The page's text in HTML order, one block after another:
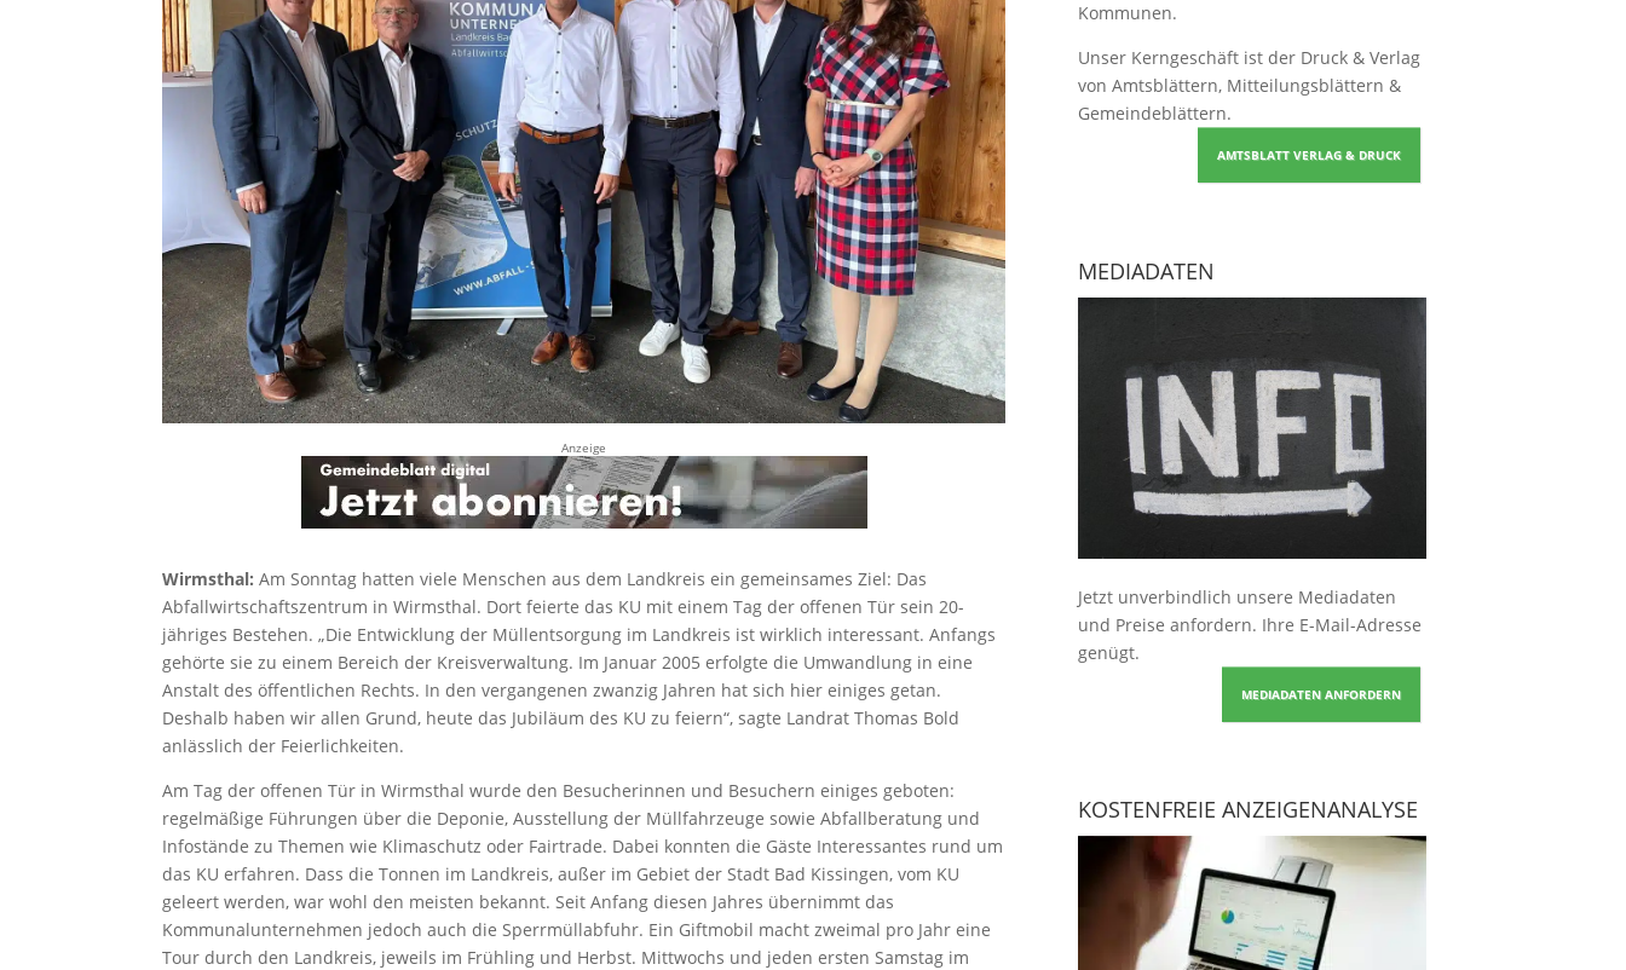
Anzeige
Wirmsthal:Am Sonntag hatten viele Menschen aus dem Landkreis ein gemeinsames Ziel: Das
Abfallwirtschaftszentrum in Wirmsthal. Dort feierte das KU mit einem Tag der offenen Tür sein 20-
jähriges Bestehen. „Die Entwicklung der Müllentsorgung im Landkreis ist wirklich interessant. Anfangs
gehörte sie zu einem Bereich der Kreisverwaltung. Im Januar 2005 erfolgte die Umwandlung in eine
Anstalt des öffentlichen Rechts. In den vergangenen zwanzig Jahren hat sich hier einiges getan.
Deshalb haben wir allen Grund, heute das Jubiläum des KU zu feiern“, sagte Landrat Thomas Bold
anlässlich der Feierlichkeiten.
Am Tag der offenen Tür in Wirmsthal wurde den Besucherinnen und Besuchern einiges geboten:
regelmäßige Führungen über die Deponie, Ausstellung der Müllfahrzeuge sowie Abfallberatung und
Infostände zu Themen wie Klimaschutz oder Fairtrade. Dabei konnten die Gäste Interessantes rund um
das KU erfahren. Dass die Tonnen im Landkreis, außer im Gebiet der Stadt Bad Kissingen, vom KU
geleert werden, war wohl den meisten bekannt. Seit Anfang diesen Jahres übernimmt das
Kommunalunternehmen jedoch auch die Sperrmüllabfuhr. Ein Giftmobil macht zweimal pro Jahr eine
Tour durch den Landkreis, jeweils im Frühling und Herbst. Mittwochs und jeden ersten Samstag im
Kommunen.
Unser Kerngeschäft ist der Druck & Verlag
von Amtsblättern, Mitteilungsblättern &
Gemeindeblättern.
AMTSBLATT VERLAG & DRUCK
MEDIADATEN
Jetzt unverbindlich unsere Mediadaten
und Preise anfordern. Ihre E-Mail-Adresse
genügt.
MEDIADATEN ANFORDERN
KOSTENFREIE ANZEIGENANALYSE